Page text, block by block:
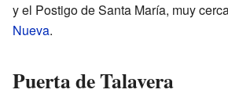
y el Postigo de Santa María, muy
Nueva.
Puerta de Talavera